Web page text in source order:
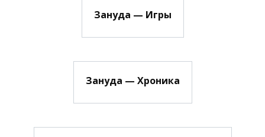
Зануда — Игры
Зануда — Хроника